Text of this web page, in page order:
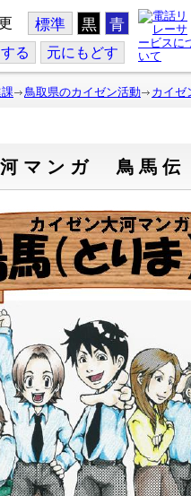
標準 黒 青
る 元にもどす
鳥取県のカイゼン活動 カイゼ
河マンガ 鳥馬伝